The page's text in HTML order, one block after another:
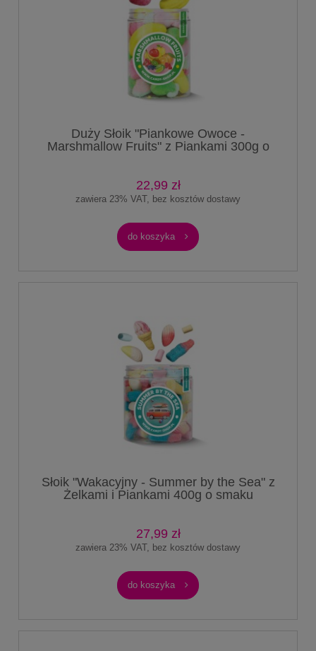
Duży Słoik "Piankowe Owoce -
Marshmallow Fruits" z Piankami 300g o
22,99 zł
zawiera 23% VAT, bez kosztów dostawy
do koszyka
Słoik "Wakacyjny - Summer by the Sea" z
Żelkami i Piankami 400g o smaku
27,99 zł
zawiera 23% VAT, bez kosztów dostawy
do koszyka